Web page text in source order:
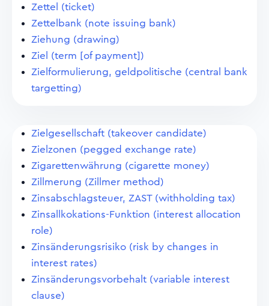
Zettel (ticket)
Zettelbank (note issuing bank)
Ziehung (drawing)
Ziel (term [of payment])
Zielformulierung, geldpolitische (central bank
targetting)
Zielgesellschaft (takeover candidate)
Zielzonen (pegged exchange rate)
Zigarettenwährung (cigarette money)
Zillmerung (Zillmer method)
Zinsabschlagsteuer, ZAST (withholding tax)
Zinsallkokations-Funktion (interest allocation
role)
Zinsänderungsrisiko (risk by changes in
interest rates)
Zinsänderungsvorbehalt (variable interest
clause)